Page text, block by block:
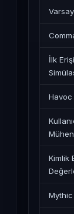
İlk
Havoc
Kimlik
Mythic